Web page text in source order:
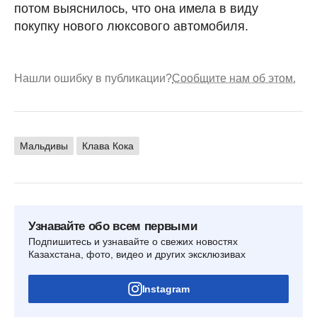
потом выяснилось, что она имела в виду
покупку нового люксового автомобиля.
Нашли ошибку в публикации?Сообщите нам об этом.
Мальдивы Клава Кока
Узнавайте обо всем первыми
Подпишитесь и узнавайте о свежих новостях
Казахстана, фото, видео и других эксклюзивах
Instagram